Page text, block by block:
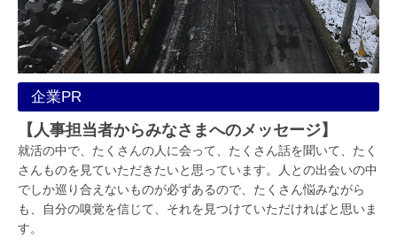
企業PR
【人事担当者からみなさまへのメッセージ】
就活の中で、たくさんの人に会って、たくさん話を聞いて、たく
さんものを見ていただきたいと思っています。人との出会いの中
でしか巡り合えないものが必ずあるので、たくさん悩みながら
も、自分の嗅覚を信じて、それを見つけていただければと思いま
す。